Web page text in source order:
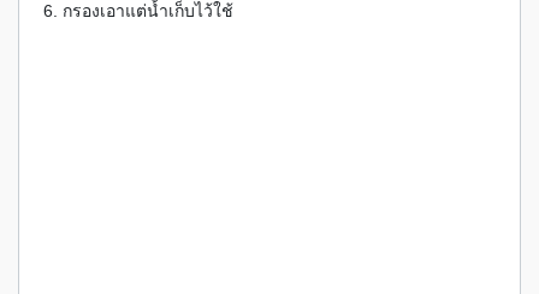
6. กรองเอาแต่น้ำเก็บไว้ใช้